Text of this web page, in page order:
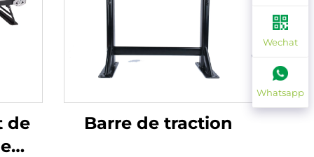
de
Barre de traction
Wechat
Whatsapp